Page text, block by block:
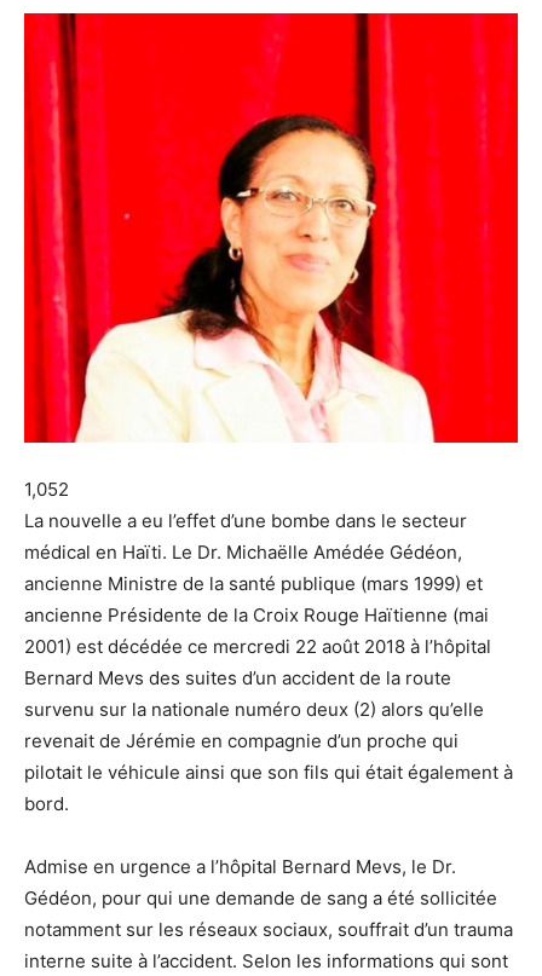
1,052
La nouvelle a eu l’effet d’une bombe dans le secteur
médical en Haïti. Le Dr. Michaëlle Amédée Gédéon,
ancienne Ministre de la santé publique (mars 1999) et
ancienne Présidente de la Croix Rouge Haïtienne (mai
2001) est décédée ce mercredi 22 août 2018 à l’hôpital
Bernard Mevs des suites d’un accident de la route
survenu sur la nationale numéro deux (2) alors qu’elle
revenait de Jérémie en compagnie d’un proche qui
pilotait le véhicule ainsi que son fils qui était également à
bord.
Admise en urgence a l’hôpital Bernard Mevs, le Dr.
Gédéon, pour qui une demande de sang a été sollicitée
notamment sur les réseaux sociaux, souffrait d’un trauma
interne suite à l’accident. Selon les informations qui sont